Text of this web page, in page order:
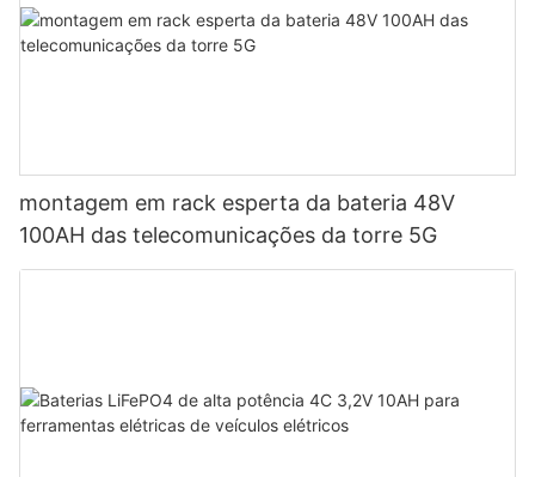
montagem em rack esperta da bateria 48V
100AH ​​das telecomunicações da torre 5G